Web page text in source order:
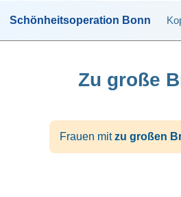
Schönheitsoperation Bonn
Zu große
Frauen mitzu großen